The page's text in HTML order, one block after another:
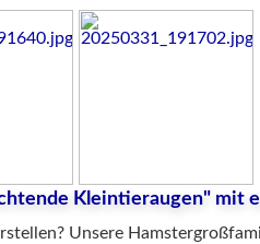
Kleintieraugen" mit
Unsere